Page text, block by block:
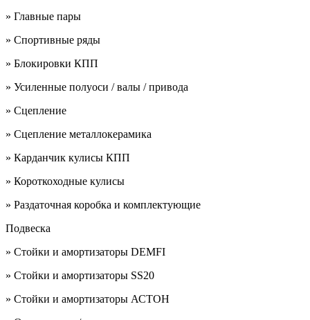
» Главные пары
» Спортивные ряды
» Блокировки КПП
» Усиленные полуоси / валы / привода
» Сцепление
» Сцепление металлокерамика
» Карданчик кулисы КПП
» Короткоходные кулисы
» Раздаточная коробка и комплектующие
Подвеска
» Стойки и амортизаторы DEMFI
» Стойки и амортизаторы SS20
» Стойки и амортизаторы АСТОН